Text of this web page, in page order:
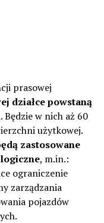
prasowej
działce powstaną
. Będzie w nich aż 60
użytkowej.
zastosowane
, m.in.:
ograniczenie
zarządzania
pojazdów